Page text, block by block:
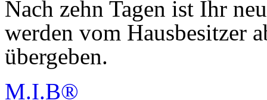
Nach zehn Tagen ist Ihr
werden vom Hausbesitzer
übergeben.
M.I.B®